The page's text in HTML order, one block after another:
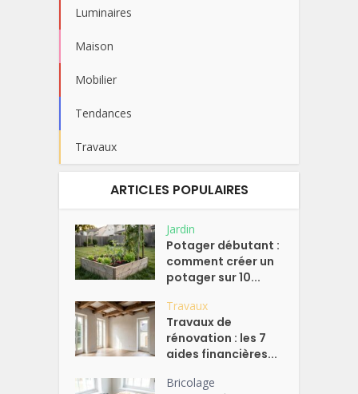
Luminaires
Maison
Mobilier
Tendances
Travaux
ARTICLES POPULAIRES
Jardin
Potager débutant :
comment créer un
potager sur 10...
Travaux
Travaux de
rénovation : les 7
aides financières...
Bricolage